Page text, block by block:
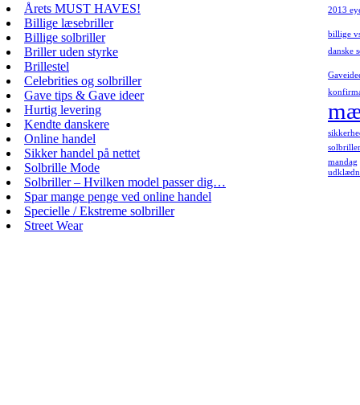
Årets MUST HAVES!
Billige læsebriller
Billige solbriller
Briller uden styrke
Brillestel
Celebrities og solbriller
Gave tips & Gave ideer
Hurtig levering
Kendte danskere
Online handel
Sikker handel på nettet
Solbrille Mode
Solbriller – Hvilken model passer dig…
Spar mange penge ved online handel
Specielle / Ekstreme solbriller
Street Wear
2013
billige
danske
mandag